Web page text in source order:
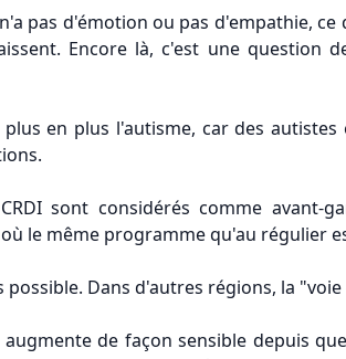
pas d'émotion ou pas d'empathie,
Encore là, c'est une question
en plus l'autisme, car des
sont considérés comme avant-
le même programme qu'au régulier
Dans d'autres régions, la
de façon sensible depuis